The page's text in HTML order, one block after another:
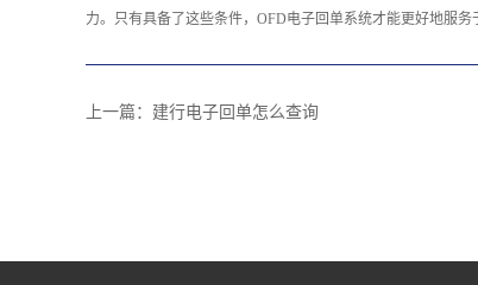
力。只有具备了这些条件，OFD电子回单系统才能更好地服
上一篇： 建行电子回单怎么查询